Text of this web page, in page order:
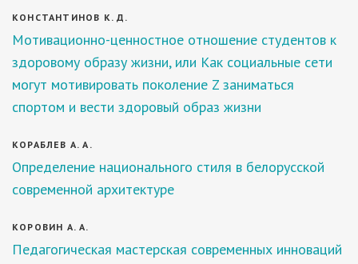
КОНСТАНТИНОВ К. Д.
Мотивационно-ценностное отношение студентов к
здоровому образу жизни, или Как социальные сети
могут мотивировать поколение Z заниматься
спортом и вести здоровый образ жизни
КОРАБЛЕВ А. А.
Определение национального стиля в белорусской
современной архитектуре
КОРОВИН А. А.
Педагогическая мастерская современных инноваций